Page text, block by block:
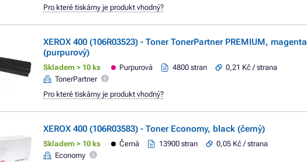
Pro které tiskárny je produkt vhodný?
XEROX 400 (106R03523) - Toner TonerPartner PREMIUM, magenta
(purpurový)
Skladem > 10 ks Purpurová 4800 stran
0,21 Kč / strana
TonerPartner
Pro které tiskárny je produkt vhodný?
XEROX 400 (106R03583) - Toner Economy, black (černý)
Skladem > 10 ks Černá 13900 stran
0,05 Kč / strana
Economy